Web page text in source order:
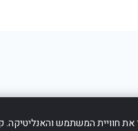
חוויית המשתמש והאנליטיקה.